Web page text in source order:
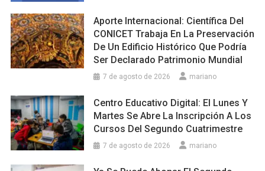
Aporte Internacional: Científica Del
CONICET Trabaja En La Preservación
De Un Edificio Histórico Que Podría
Ser Declarado Patrimonio Mundial
7 de agosto de 2026 mariano
Centro Educativo Digital: El Lunes Y
Martes Se Abre La Inscripción A Los
Cursos Del Segundo Cuatrimestre
7 de agosto de 2026 mariano